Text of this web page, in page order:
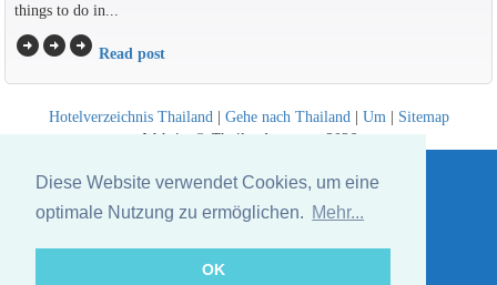
Diese Website verwendet Cookies, um eine
optimale Nutzung zu ermöglichen. Mehr...
OK
things to do in...
arrow_circle_rightarrow_circle_rightarrow_circle_right Read post
Hotelverzeichnis Thailand | Gehe nach Thailand | Um | Sitemap
Website © Thailandee.com - 2026